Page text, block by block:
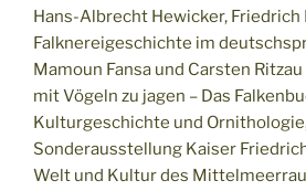
Hans-Albrecht Hewicker, Friedrich
Falknereigeschichte im
Mamoun Fansa und Carsten
mit Vögeln zu jagen – Das
Kulturgeschichte und
Sonderausstellung Kaiser
Welt und Kultur des